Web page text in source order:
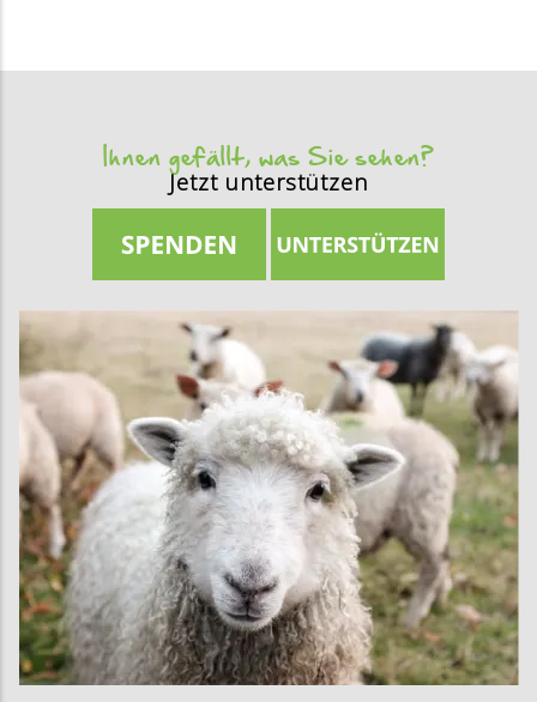
Ihnen gefällt, was Sie sehen?
Jetzt unterstützen